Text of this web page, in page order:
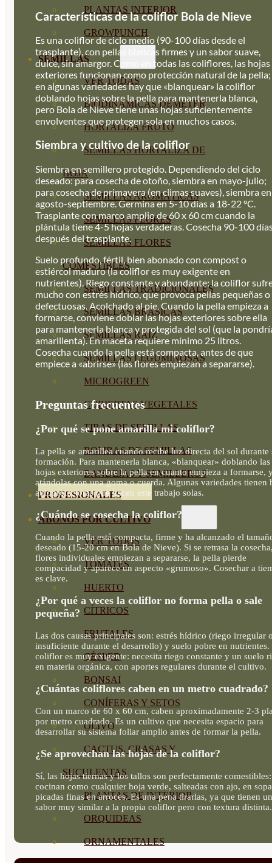
PLANTAS INTERIOR
GROWPUNCH
SEMILLAS
VER TODAS
BIODINÁMICAS DEMETER
HORTALIZA FRUTO
SEMILLAS HORTALIZA DE
HOJA
SEMILLAS AROMÁTICAS
SEMILLAS FLORES
SEMILLAS FLORES
COMESTIBLES
SEMILLAS TRADICIONALES
SEMILLAS BRASICAS
SEMILLAS RAÍZ
SEMILLAS LEGUMINOSAS
MICROGREEN
CUBIERTAS VEGETALES
TIRAS DE SEMILLAS
BOMBAS DE SEMILLAS
BANDEJAS Y SEMILLEROS
PROFESIONALES
ABONOS POR CULTIVO
VER TODOS
TOMATES
HUERTO
CÍTRICOS
FRUTALES
CÉSPED
BONSAI
CONÍFERAS Y SETOS
OLIVO
CACTUS, CRASAS Y
SUCULENTAS
PLANTAS DE INTERIOR
ORQUIDEAS
ORNAMENTALES
Características de la coliflor Bola de Nieve
Es una coliflor de ciclo medio (90-100 días desde el
trasplante), con pellas blancas firmes y un sabor suave,
dulce, sin amargor. Como en todas las coliflores, las hojas
exteriores funcionan como protección natural de la pella;
en algunas variedades hay que «blanquear» la coliflor
doblando hojas sobre la pella para mantenerla blanca,
pero Bola de Nieve tiene unas hojas suficientemente
envolventes que protegen sola en muchos casos.
Siembra y cultivo de la coliflor
Siembra en semillero protegido. Dependiendo del ciclo
deseado: para cosecha de otoño, siembra en mayo-julio;
para cosecha de primavera (en climas suaves), siembra en
agosto-septiembre. Germina en 5-10 días a 18-22 °C.
Trasplante con marco amplio de 60 x 60 cm cuando la
plántula tiene 4-5 hojas verdaderas. Cosecha 90-100
después del trasplante.
Suelo profundo, fértil, bien abonado con compost o
estiércol maduro (la coliflor es muy exigente en
nutrientes). Riego constante y abundante: la coliflor
mucho con estrés hídrico, que provoca pellas pequeñas o
defectuosas. Acolchado al pie. Cuando la pella empieza a
formarse, conviene doblar las hojas exteriores sobre ella
para mantenerla blanca y protegida del sol (que la
amarillenta). En maceta requiere mínimo 25 litros.
Cosecha cuando la pella está compacta, antes de que
empiece a «abrirse» (las flores empiezan a separarse).
Preguntas frecuentes
¿Por qué se pone amarilla mi coliflor?
La pella se amarillea cuando recibe luz directa del sol durante
formación. Para mantenerla blanca, «blanquear» doblando las
hojas exteriores sobre la pella en cuanto empieza a formarse,
atándolas con una goma o cuerda. Algunas variedades tienen
autoprotectoras que hacen este trabajo solas.
¿Cuándo se cosecha la coliflor?
Cuando la pella está compacta, firme y ha alcanzado el
deseado (15-20 cm en Bola de Nieve). Si se retrasa la
flores individuales empiezan a separarse, la pella pierde
compacidad y aparece un aspecto «grumoso». Cosechar a
es clave.
¿Por qué a veces la coliflor no forma pella o sale
pequeña?
Las dos causas principales son: estrés hídrico (riego irregular
insuficiente durante el desarrollo) y suelo pobre en nutrientes.
coliflor es muy exigente: necesita riego constante y un suelo
en materia orgánica, con aportes regulares durante el cultivo.
¿Cuántas coliflores caben en un metro cuadrado?
Con un marco de 60 x 60 cm, caben aproximadamente 2-3
por metro cuadrado. Es un cultivo que necesita espacio para
desarrollar su sistema foliar amplio antes de formar la pella.
¿Se aprovechan las hojas de la coliflor?
Sí, las hojas tiernas y los tallos son perfectamente
cocinan como cualquier hoja verde, salteadas con ajo, en
picadas finas en arroces. Es una pena tirarlas, ya que tienen un
sabor muy similar a la propia coliflor pero con textura distinta.